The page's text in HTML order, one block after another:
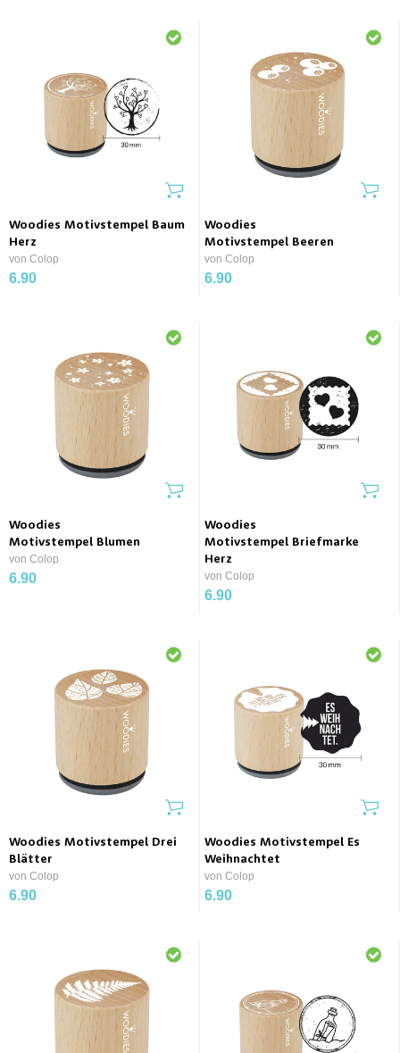
Woodies Motivstempel Baum
Herz
von Colop
6.90
Woodies
Motivstempel Beeren
von Colop
6.90
Woodies
Motivstempel Blumen
von Colop
6.90
Woodies
Motivstempel Briefmarke
Herz
von Colop
6.90
Woodies Motivstempel Drei
Blätter
von Colop
6.90
Woodies Motivstempel Es
Weihnachtet
von Colop
6.90